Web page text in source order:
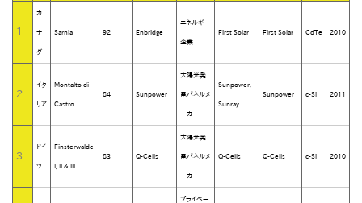
1
カ
ナ
ダ
Sarnia 92 Enbridge
エネルギー
企業
First Solar First Solar CdTe 2010
2
イタ
リア
Montalto di
Castro
84 Sunpower
太陽光発
電パネルメ
ーカー
Sunpower,
Sunray
Sunpower c-Si 2011
3
ドイ
ツ
Finsterwalde
I, II & III
83 Q-Cells
太陽光発
電パネルメ
ーカー
Q-Cells Q-Cells c-Si 2010
プライベー